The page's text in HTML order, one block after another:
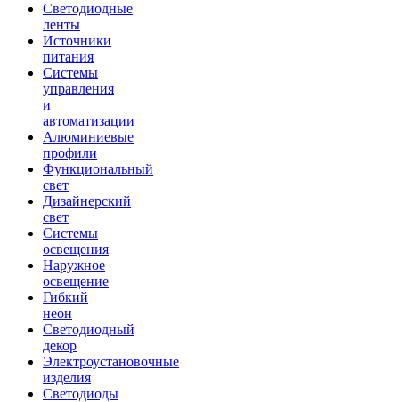
Светодиодные
ленты
Источники
питания
Системы
управления
и
автоматизации
Алюминиевые
профили
Функциональный
свет
Дизайнерский
свет
Системы
освещения
Наружное
освещение
Гибкий
неон
Светодиодный
декор
Электроустановочные
изделия
Светодиоды